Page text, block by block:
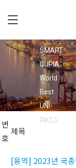
content
SMART
CUPIA,
World
Best
UNI-
PASS
회사소개
공지사항
채용정보
오시는 길
번
호
제목
[용역] 2023년 국